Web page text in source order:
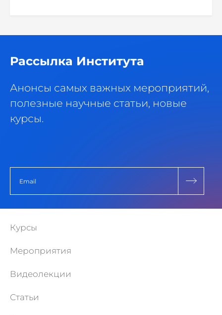
Рассылка Института
Анонсы самых важных мероприятий,
полезные научные статьи, новые
курсы.
Курсы
Мероприятия
Видеолекции
Статьи